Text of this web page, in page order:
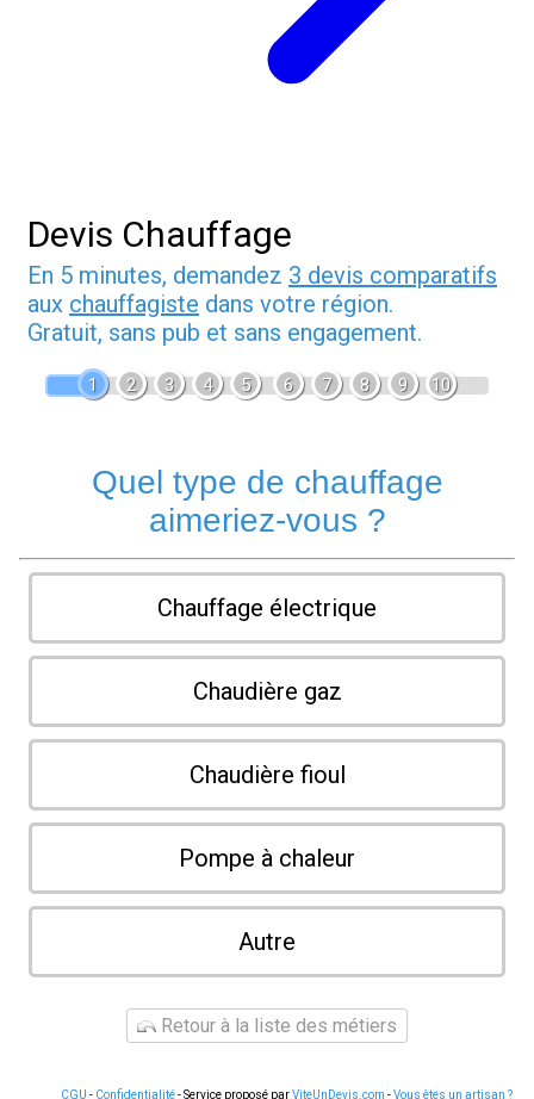
Devis Chauffage
En 5 minutes, demandez 3 devis comparatifs
aux chauffagiste dans votre région.
Gratuit, sans pub et sans engagement.
1 2 3 4 5 6 7 8 9 10
Quel type de chauffage
aimeriez-vous ?
Chauffage électrique
Chaudière gaz
Chaudière fioul
Pompe à chaleur
Autre
Retour à la liste des métiers
CGU - Confidentialité- Service proposé parViteUnDevis.com -Vous êtes un artisan ?